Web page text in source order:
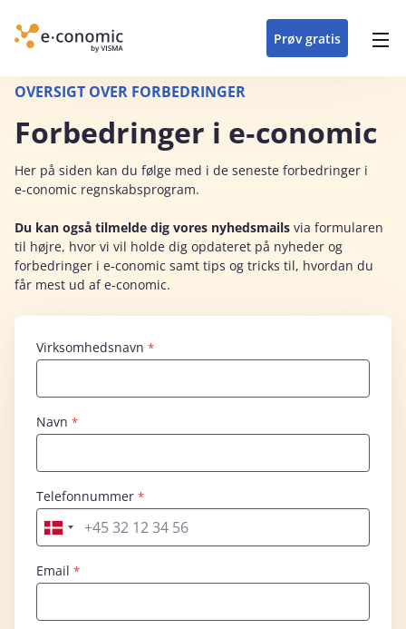
Header top menu
Prøv gratis
Main navigation
skræddersyet løsning
til din branche
e‑conomic
alle funktioner i
e‑conomic
e‑conomic
skræddersyede kurser
til administratorer
forhandler kan styrke
og vækste din
virksomhed
OVERSIGT OVER FORBEDRINGER
Forbedringer i e‑conomic
Her på siden kan du følge med i de seneste forbedringer i
e‑conomic regnskabsprogram.
Du kan også tilmelde dig vores nyhedsmails via formularen
til højre, hvor vi vil holde dig opdateret på nyheder og
forbedringer i e‑conomic samt tips og tricks til, hvordan du
får mest ud af e‑conomic.
Virksomhedsnavn
Navn
Telefonnummer
Email